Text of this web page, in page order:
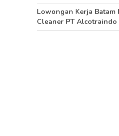
Lowongan Kerja Batam
Cleaner PT Alcotraindo